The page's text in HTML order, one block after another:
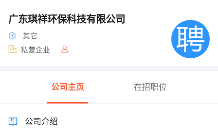
广东琪祥环保科技有限公司
其它
私营企业
公司主页 在招职位
公司介绍